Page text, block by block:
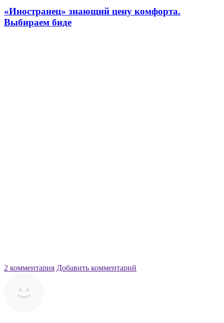
«Иностранец» знающий цену комфорта.
Выбираем биде
2 комментария Добавить комментарий